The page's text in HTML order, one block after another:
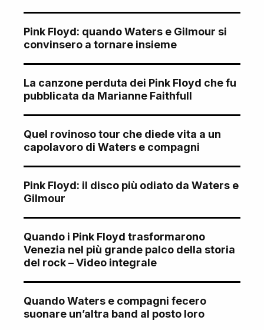
Pink Floyd: quando Waters e Gilmour si
convinsero a tornare insieme
La canzone perduta dei Pink Floyd che fu
pubblicata da Marianne Faithfull
Quel rovinoso tour che diede vita a un
capolavoro di Waters e compagni
Pink Floyd: il disco più odiato da Waters e
Gilmour
Quando i Pink Floyd trasformarono
Venezia nel più grande palco della storia
del rock – Video integrale
Quando Waters e compagni fecero
suonare un’altra band al posto loro